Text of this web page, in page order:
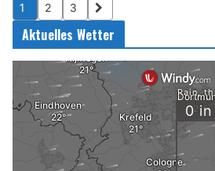
1 2 3
Aktuelles Wetter